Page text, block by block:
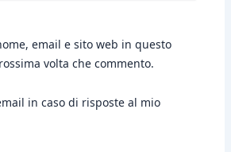
email e sito web in questo
volta che commento.
in caso di risposte al mio